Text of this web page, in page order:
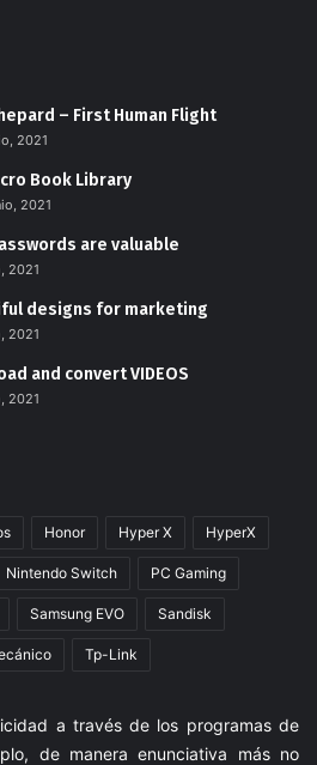
– First Human Flight
2021
Book Library
2021
are valuable
2021
designs for marketing
2021
and convert VIDEOS
2021
Honor Hyper X HyperX
Nintendo Switch PC Gaming
Samsung EVO Sandisk
Tp-Link
a través de los programas de
de manera enunciativa más no